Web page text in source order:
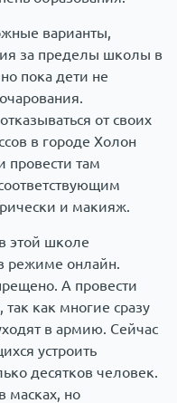
варианты,
за пределы школы в
пока дети не
от своих
в городе Холон
провести там
и макияж.
этой школе
режиме онлайн.
А провести
как многие сразу
в армию. Сейчас
устроить
десятков человек.
масках, но